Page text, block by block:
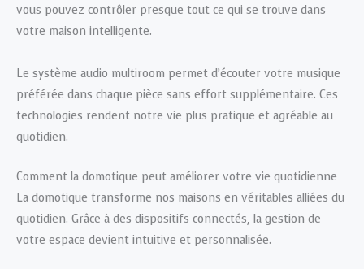
vous pouvez contrôler presque tout ce qui se trouve dans
votre maison intelligente.
Le système audio multiroom permet d’écouter votre musique
préférée dans chaque pièce sans effort supplémentaire. Ces
technologies rendent notre vie plus pratique et agréable au
quotidien.
Comment la domotique peut améliorer votre vie quotidienne
La domotique transforme nos maisons en véritables alliées du
quotidien. Grâce à des dispositifs connectés, la gestion de
votre espace devient intuitive et personnalisée.